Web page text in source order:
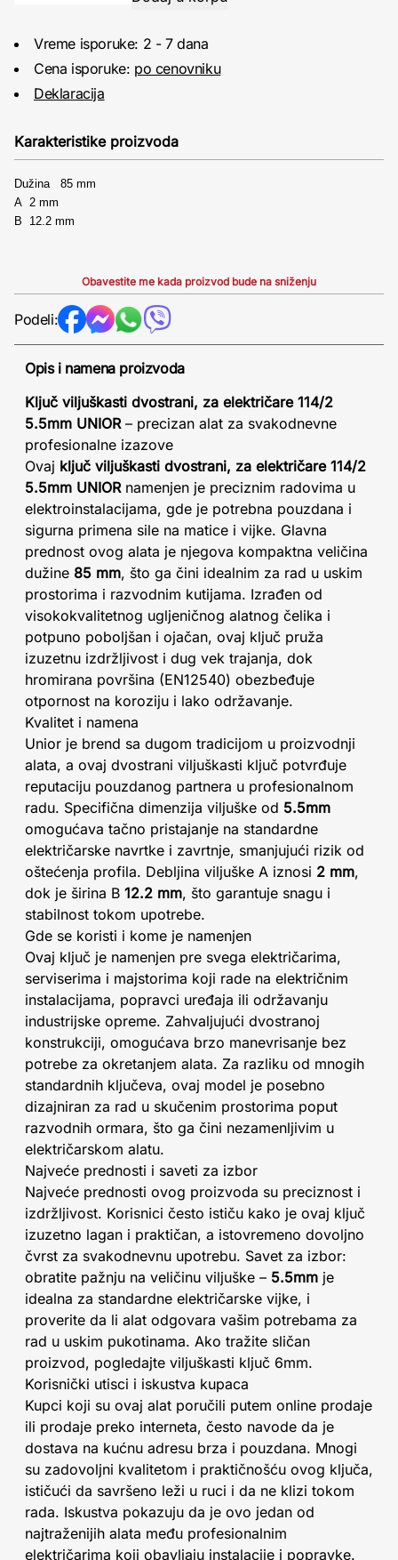
Vreme isporuke: 2 - 7 dana
Cena isporuke: po cenovniku
Deklaracija
Karakteristike proizvoda
Dužina 85 mm
A 2 mm
B 12.2 mm
Obavestite me kada proizvod bude na sniženju
Podeli:
Opis i namena proizvoda
Ključ viljuškasti dvostrani, za električare 114/2
5.5mm UNIOR– precizan alat za svakodnevne
profesionalne izazove
Ovaj ključ viljuškasti dvostrani, za električare 114/2
5.5mm UNIORnamenjen je preciznim radovima u
elektroinstalacijama, gde je potrebna pouzdana i
sigurna primena sile na matice i vijke. Glavna
prednost ovog alata je njegova kompaktna veličina
dužine 85 mm, što ga čini idealnim za rad u uskim
prostorima i razvodnim kutijama. Izrađen od
visokokvalitetnog ugljeničnog alatnog čelika i
potpuno poboljšan i ojačan, ovaj ključ pruža
izuzetnu izdržljivost i dug vek trajanja, dok
hromirana površina (EN12540) obezbeđuje
otpornost na koroziju i lako održavanje.
Kvalitet i namena
Unior je brend sa dugom tradicijom u proizvodnji
alata, a ovaj dvostrani viljuškasti ključ potvrđuje
reputaciju pouzdanog partnera u profesionalnom
radu. Specifična dimenzija viljuške od 5.5mm
omogućava tačno pristajanje na standardne
električarske navrtke i zavrtnje, smanjujući rizik od
oštećenja profila. Debljina viljuške A iznosi 2 mm,
dok je širina B 12.2 mm, što garantuje snagu i
stabilnost tokom upotrebe.
Gde se koristi i kome je namenjen
Ovaj ključ je namenjen pre svega električarima,
serviserima i majstorima koji rade na električnim
instalacijama, popravci uređaja ili održavanju
industrijske opreme. Zahvaljujući dvostranoj
konstrukciji, omogućava brzo manevrisanje bez
potrebe za okretanjem alata. Za razliku od mnogih
standardnih ključeva, ovaj model je posebno
dizajniran za rad u skučenim prostorima poput
razvodnih ormara, što ga čini nezamenljivim u
električarskom alatu.
Najveće prednosti i saveti za izbor
Najveće prednosti ovog proizvoda su preciznost i
izdržljivost. Korisnici često ističu kako je ovaj ključ
izuzetno lagan i praktičan, a istovremeno dovoljno
čvrst za svakodnevnu upotrebu. Savet za izbor:
obratite pažnju na veličinu viljuške – 5.5mm je
idealna za standardne električarske vijke, i
proverite da li alat odgovara vašim potrebama za
rad u uskim pukotinama. Ako tražite sličan
proizvod, pogledajte viljuškasti ključ 6mm.
Korisnički utisci i iskustva kupaca
Kupci koji su ovaj alat poručili putem online prodaje
ili prodaje preko interneta, često navode da je
dostava na kućnu adresu brza i pouzdana. Mnogi
su zadovoljni kvalitetom i praktičnošću ovog ključa,
ističući da savršeno leži u ruci i da ne klizi tokom
rada. Iskustva pokazuju da je ovo jedan od
najtraženijih alata među profesionalnim
električarima koji obavljaju instalacije i popravke.